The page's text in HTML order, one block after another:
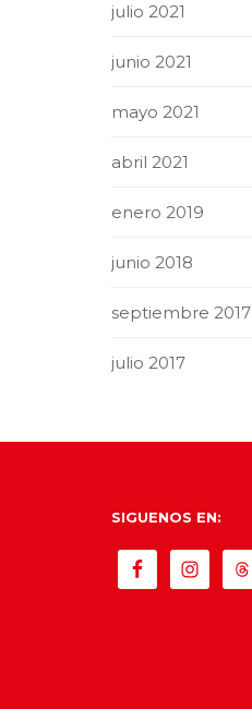
julio 2021
junio 2021
mayo 2021
abril 2021
enero 2019
junio 2018
septiembre 2017
julio 2017
SIGUENOS EN: